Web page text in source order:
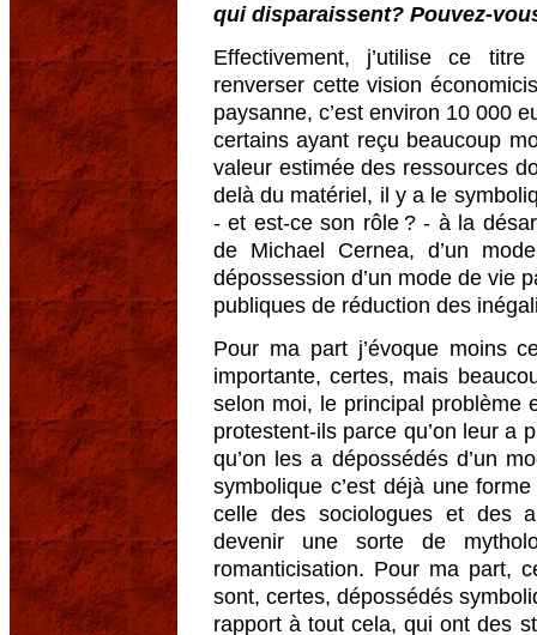
qui disparaissent? Pouvez-
Effectivement, j’utilise ce
renverser cette vision
paysanne, c’est environ 10 000
certains ayant reçu beaucoup
valeur estimée des ressources
delà du matériel, il y a le
- et est-ce son rôle ? - à la
de Michael Cernea, d’un
dépossession d’un mode de vie
publiques de réduction des
Pour ma part j’évoque moins
importante, certes, mais
selon moi, le principal problème
protestent-ils parce qu’on leur a
qu’on les a dépossédés d’un
symbolique c’est déjà une
celle des sociologues et des
devenir une sorte de
romanticisation. Pour ma part,
sont, certes, dépossédés
rapport à tout cela, qui ont des